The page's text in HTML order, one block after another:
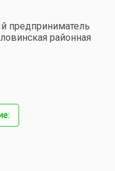
предприниматель
районная